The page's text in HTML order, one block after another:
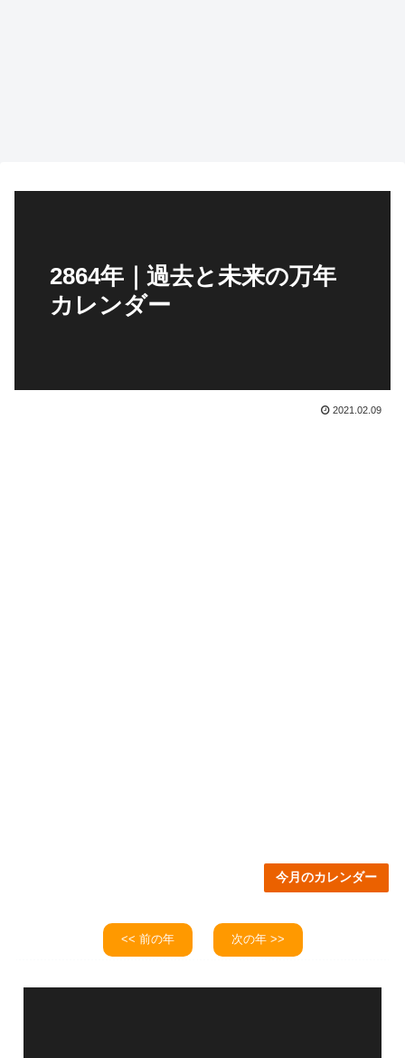
2864年｜過去と未来の万年
カレンダー
2021.02.09
今月のカレンダー
<< 前の年 次の年 >>